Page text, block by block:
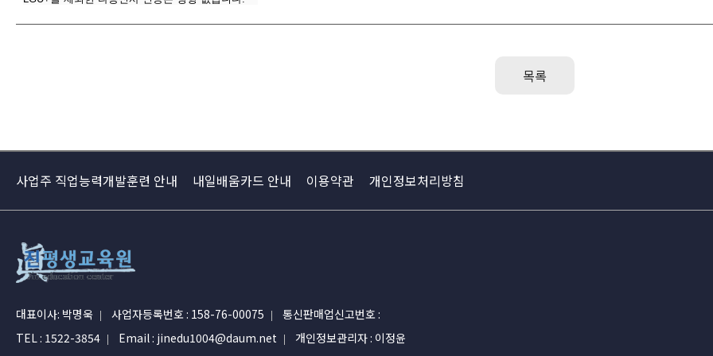
목록
사업주 직업능력개발훈련 안내 내일배움카드 안내 이용약관 개인정보처리방침
대표이사: 박명욱 사업자등록번호 : 158-76-00075
통신판매업신고번호 :
TEL : 1522-3854
Email : jinedu1004@daum.net
개인정보관리자 : 이정윤